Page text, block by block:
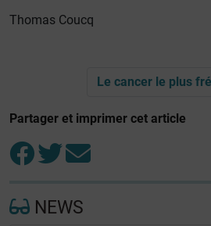
Thomas Coucq
Le cancer le plus
Partager et imprimer cet article
NEWS